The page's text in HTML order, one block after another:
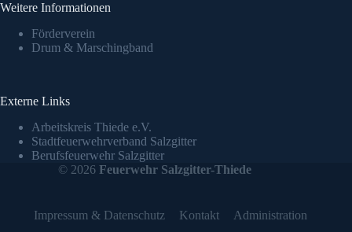
Weitere Informationen
Förderverein
Drum & Marschingband
Externe Links
Arbeitskreis Thiede e.V.
Stadtfeuerwehrverband Salzgitter
Berufsfeuerwehr Salzgitter
© 2026Feuerwehr Salzgitter-Thiede
Impressum & Datenschutz Kontakt Administration